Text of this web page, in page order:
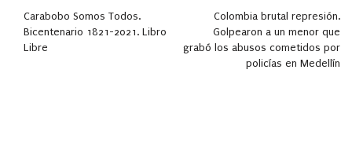
Carabobo Somos Todos.
Bicentenario 1821-2021. Libro
Libre
Colombia brutal represión.
Golpearon a un menor que
grabó los abusos cometidos por
policías en Medellín